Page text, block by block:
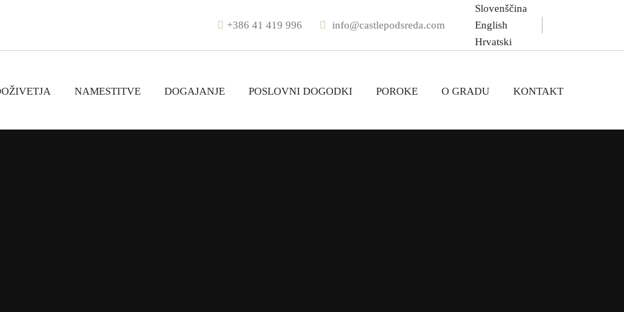
+386 41 419 996 info@castlepodsreda.com
Slovenščina
English
Hrvatski
NAMESTITVE DOGAJANJE POSLOVNI DOGODKI POROKE O GRADU KONTAKT